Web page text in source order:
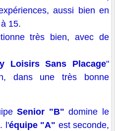
aussi bien en
15.
très bien, avec de
Loisirs Sans Placage"
dans une très bonne
Senior "B" domine le
l'équipe "A" est seconde,